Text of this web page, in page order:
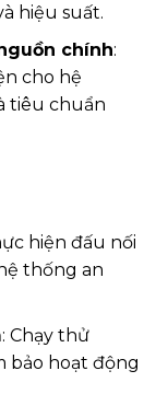
hiệu suất.
chính:
cho hệ
tiêu chuẩn
hiện đấu nối
thống an
: Chạy thử
bảo hoạt động